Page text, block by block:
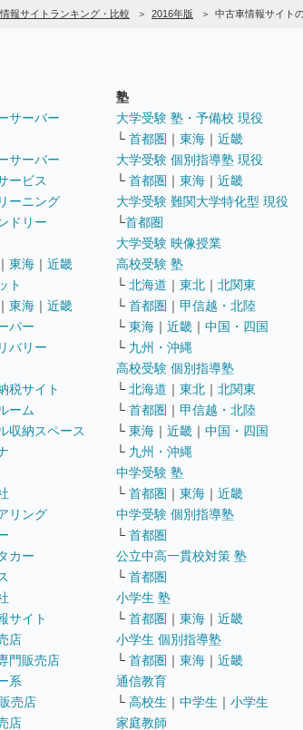
報サイトランキング・比較 2016年版 中古車情報サイト
サーバー
サーバー
ービス
ーニング
ドリー
東海 ｜ 近畿
ト
東海 ｜ 近畿
パー
バリー
税サイト
ーム
収納スペース
リング
カー
サイト
店
門販売店
系
売店
店
塾
大学受験 塾・予備校 現役
└ 首都圏 ｜ 東海 ｜ 近畿
大学受験 個別指導塾 現役
└ 首都圏 ｜ 東海 ｜ 近畿
大学受験 難関大学特化型 現役
└首都圏
大学受験 映像授業
高校受験 塾
└ 北海道 ｜ 東北 ｜ 北関東
└ 首都圏 ｜ 甲信越・北陸
└ 東海 ｜ 近畿 ｜ 中国・四国
└ 九州・沖縄
高校受験 個別指導塾
└ 北海道 ｜ 東北 ｜ 北関東
└ 首都圏 ｜ 甲信越・北陸
└ 東海 ｜ 近畿 ｜ 中国・四国
└ 九州・沖縄
中学受験 塾
└ 首都圏 ｜ 東海 ｜ 近畿
中学受験 個別指導塾
└ 首都圏
公立中高一貫校対策 塾
└ 首都圏
小学生 塾
└ 首都圏 ｜ 東海 ｜ 近畿
小学生 個別指導塾
└ 首都圏 ｜ 東海 ｜ 近畿
通信教育
└ 高校生 ｜ 中学生 ｜ 小学生
家庭教師